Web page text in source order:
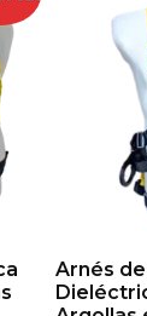
Arnés